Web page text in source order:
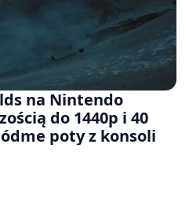
na Nintendo
do 1440p i 40
poty z konsoli